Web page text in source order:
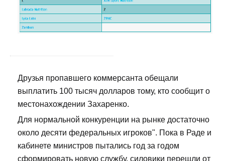
Друзья пропавшего коммерсанта обещали
выплатить 100 тысяч долларов тому, кто сообщит о
местонахождении Захаренко.
Для нормальной конкуренции на рынке достаточно
около десяти федеральных игроков". Пока в Раде и
кабинете министров пытались год за годом
сформировать новую службу, силовики перешли от